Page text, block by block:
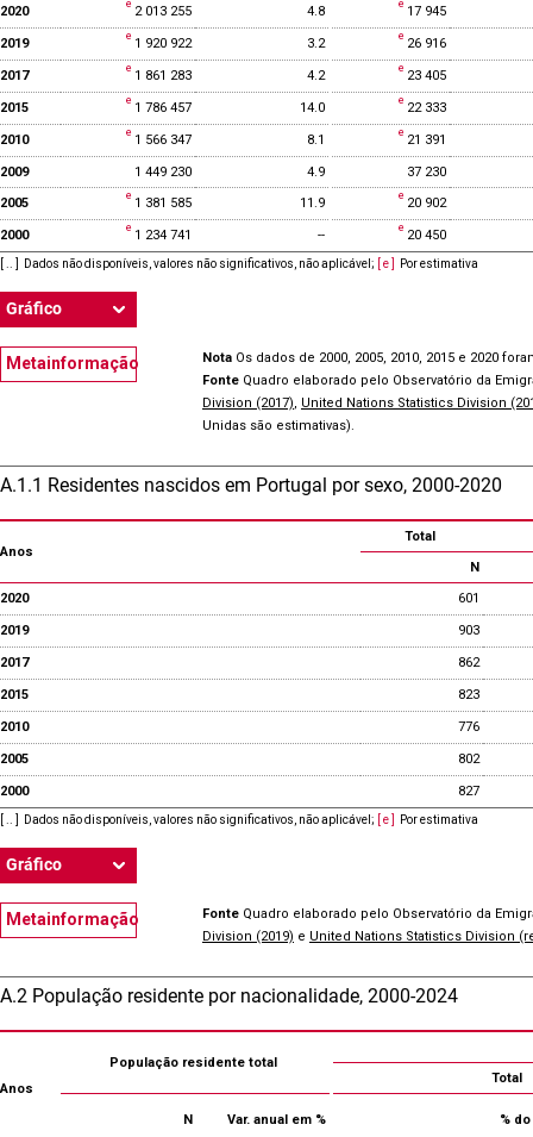
2020 2 013 255 4.8 17 945
2019 1 920 922 3.2 26 916
2017 1 861 283 4.2 23 405
2015 1 786 457 14.0 22 333
2010 1 566 347 8.1 21 391
2009 1 449 230 4.9
37 230
2005
1 381 585 11.9 20 902
2000 1 234 741 -- 20 450
Dados não disponíveis, valores não significativos, não aplicável ; [ e ] Por estimativa
Gráfico
Metainformação Nota Os dados de 2000, 2005, 2010, 2015 e 2020
Fonte Quadro elaborado pelo Observatório da
Division (2017), United Nations Statistics Division
Unidas são estimativas).
A.1.1 Residentes nascidos em Portugal por sexo, 2000-2020
Anos
Total
N
2020
601
2019 903
2017 862
2015 823
2010 776
2005 802
2000 827
Dados não disponíveis, valores não significativos, não aplicável ; [ e ] Por estimativa
Gráfico
Metainformação Fonte Quadro elaborado pelo Observatório da
Division (2019) e United Nations Statistics Division
A.2 População residente por nacionalidade, 2000-2024
Anos
População residente total
Total
N Var. anual em % %